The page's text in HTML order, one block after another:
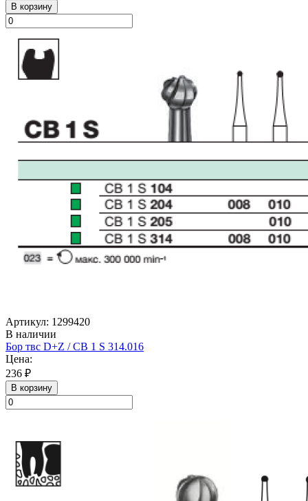
В корзину
Артикул: 1299420
В наличии
Бор твс D+Z / CB 1 S 314.016
Цена:
236 ₽
В корзину